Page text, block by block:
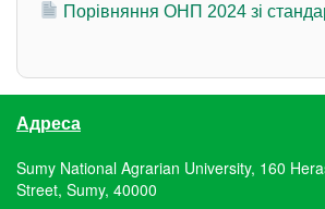
Порівняння ОНП 2024 зі
Адреса
Sumy National Agrarian University, 160
Street, Sumy, 40000